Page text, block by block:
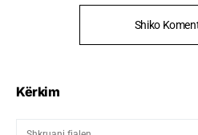
Shiko
Kërkim